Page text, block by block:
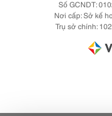
Số GCNDT:
Nơi cấp: Sở kế
Trụ sở chính: